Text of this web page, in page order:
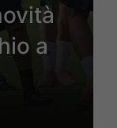
a